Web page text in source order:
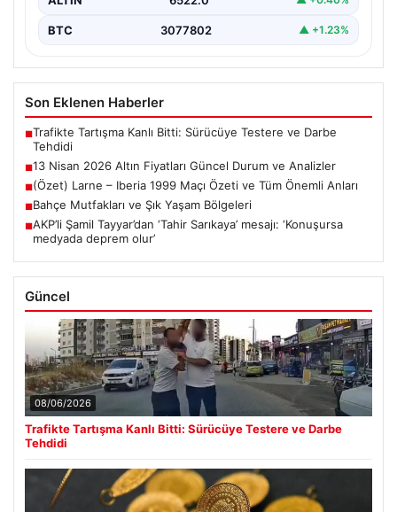
BTC 3077802 ▲ +1.23%
Son Eklenen Haberler
■Trafikte Tartışma Kanlı Bitti: Sürücüye Testere ve Darbe
Tehdidi
■13 Nisan 2026 Altın Fiyatları Güncel Durum ve Analizler
■(Özet) Larne – Iberia 1999 Maçı Özeti ve Tüm Önemli Anları
■Bahçe Mutfakları ve Şık Yaşam Bölgeleri
■AKP’li Şamil Tayyar’dan ‘Tahir Sarıkaya’ mesajı: ‘Konuşursa
medyada deprem olur’
Güncel
08/06/2026
Trafikte Tartışma Kanlı Bitti: Sürücüye Testere ve Darbe
Tehdidi